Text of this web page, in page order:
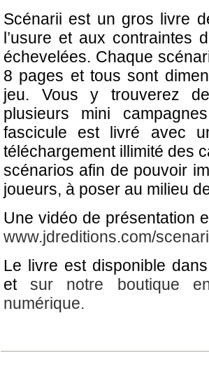
Scénarii est un gros livre
l’usure et aux contraintes
échevelées. Chaque
8 pages et tous sont
jeu. Vous y trouverez
plusieurs mini
fascicule est livré avec
téléchargement illimité des
scénarios afin de pouvoir
joueurs, à poser au milieu
Une vidéo de présentation
www.jdreditions.com/
Le livre est disponible
etsur notre boutique
numérique.